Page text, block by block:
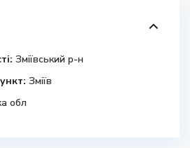
Зміївський р-н
Зміїв
обл